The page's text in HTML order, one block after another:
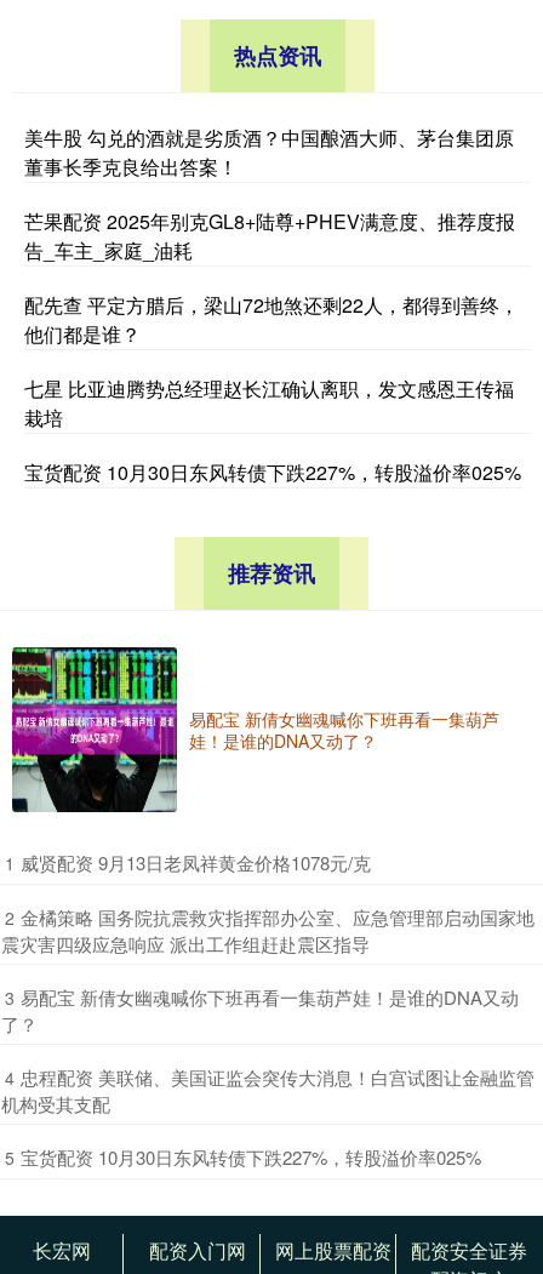
热点资讯
美牛股 勾兑的酒就是劣质酒？中国酿酒大师、茅台集团原
董事长季克良给出答案！
芒果配资 2025年别克GL8+陆尊+PHEV满意度、推荐度报
告_车主_家庭_油耗
配先查 平定方腊后，梁山72地煞还剩22人，都得到善终，
他们都是谁？
七星 比亚迪腾势总经理赵长江确认离职，发文感恩王传福
栽培
宝货配资 10月30日东风转债下跌227%，转股溢价率025%
推荐资讯
易配宝 新倩女幽魂喊你下班再看一集葫芦
娃！是谁的DNA又动了？
1 ​威贤配资 9月13日老凤祥黄金价格1078元/克
2 ​金橘策略 国务院抗震救灾指挥部办公室、应急管理部启动国家地
震灾害四级应急响应 派出工作组赶赴震区指导
3 ​易配宝 新倩女幽魂喊你下班再看一集葫芦娃！是谁的DNA又动
了？
4 ​忠程配资 美联储、美国证监会突传大消息！白宫试图让金融监管
机构受其支配
5 ​宝货配资 10月30日东风转债下跌227%，转股溢价率025%
长宏网 配资入门网 网上股票配资
配资安全证券